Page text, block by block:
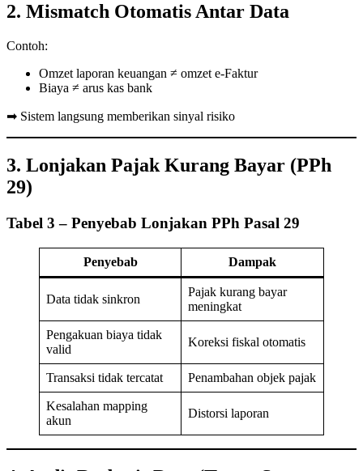
2. Mismatch Otomatis Antar Data
Contoh:
Omzet laporan keuangan ≠ omzet e-Faktur
Biaya ≠ arus kas bank
➡ Sistem langsung memberikan sinyal risiko
3. Lonjakan Pajak Kurang Bayar (PPh
29)
Tabel 3 – Penyebab Lonjakan PPh Pasal 29
Penyebab Dampak
Data tidak sinkron
Pajak kurang bayar
meningkat
Pengakuan biaya tidak
valid
Koreksi fiskal otomatis
Transaksi tidak tercatat Penambahan objek pajak
Kesalahan mapping
akun
Distorsi laporan